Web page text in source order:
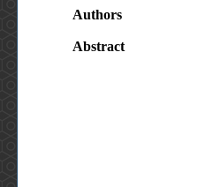
Authors
Abstract